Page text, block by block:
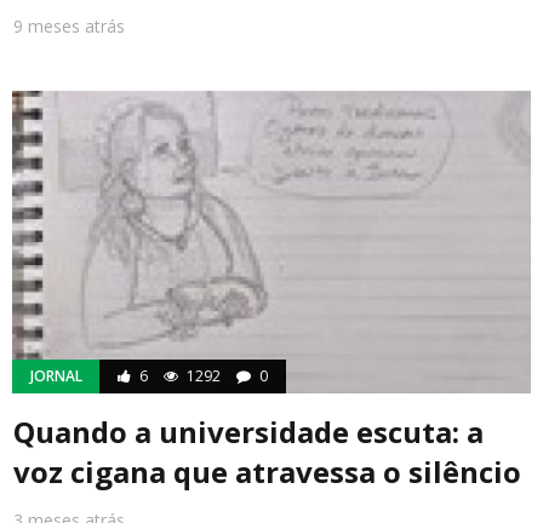
9 meses atrás
JORNAL 6 1292 0
Quando a universidade escuta: a
voz cigana que atravessa o silêncio